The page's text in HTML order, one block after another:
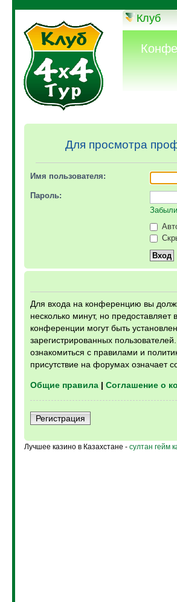
Клуб
Для просмотра
Имя пользователя:
Пароль:
Для входа на конференцию вы
несколько минут, но
конференции могут быть
зарегистрированных
ознакомиться с правилами и
присутствие на форумах означает
Общие правила| Соглашение о
Регистрация
Лучшее казино в Казахстане - султан гейм